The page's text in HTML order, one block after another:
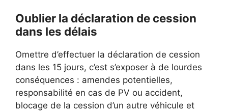
Oublier la déclaration de cession
dans les délais
Omettre d’effectuer la déclaration de cession
dans les 15 jours, c’est s’exposer à de lourdes
conséquences : amendes potentielles,
responsabilité en cas de PV ou accident,
blocage de la cession d’un autre véhicule et